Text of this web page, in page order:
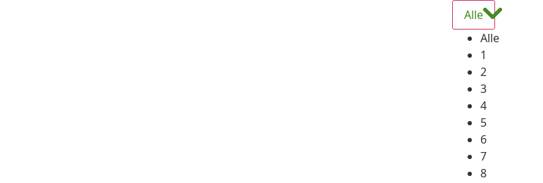
Alle
Alle
1
2
3
4
5
6
7
8